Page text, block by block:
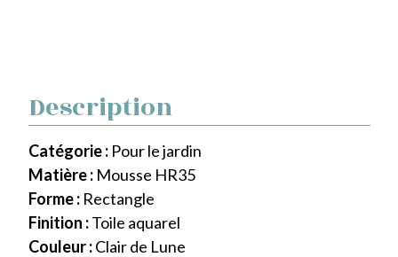
Description
Catégorie : Pour le jardin
Matière : Mousse HR35
Forme : Rectangle
Finition :Toile aquarel
Couleur :Clair de Lune